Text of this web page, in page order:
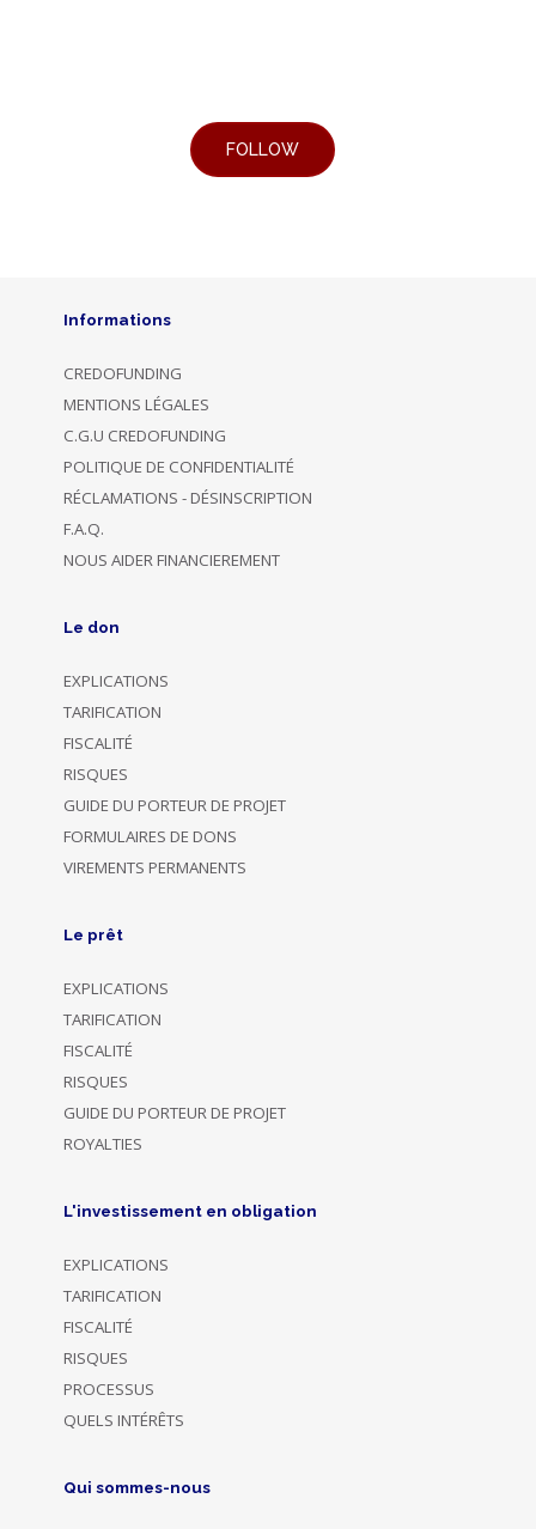
Informations
CREDOFUNDING
MENTIONS LÉGALES
C.G.U CREDOFUNDING
POLITIQUE DE CONFIDENTIALITÉ
RÉCLAMATIONS - DÉSINSCRIPTION
F.A.Q.
NOUS AIDER FINANCIEREMENT
Le don
EXPLICATIONS
TARIFICATION
FISCALITÉ
RISQUES
GUIDE DU PORTEUR DE PROJET
FORMULAIRES DE DONS
VIREMENTS PERMANENTS
Le prêt
EXPLICATIONS
TARIFICATION
FISCALITÉ
RISQUES
GUIDE DU PORTEUR DE PROJET
ROYALTIES
L'investissement en obligation
EXPLICATIONS
TARIFICATION
FISCALITÉ
RISQUES
PROCESSUS
QUELS INTÉRÊTS
Qui sommes-nous